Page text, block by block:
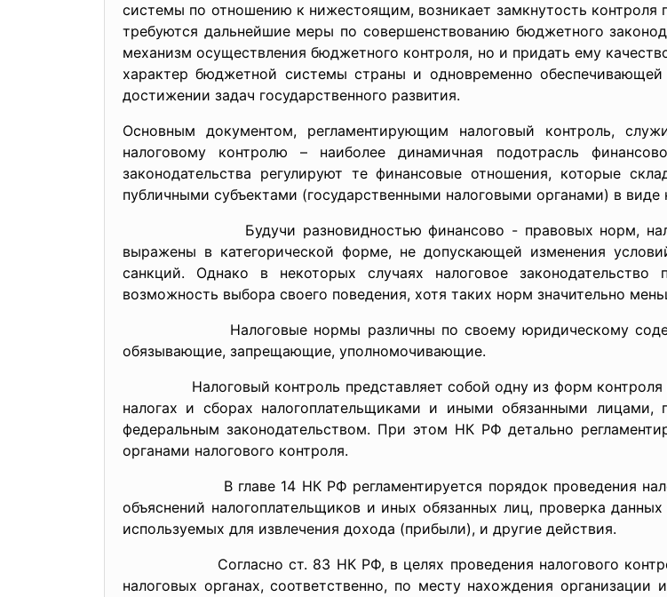
системы по отношению к нижестоящим, возникает замкнутость
требуются дальнейшие меры по совершенствованию бюджетного
механизм осуществления бюджетного контроля, но и придать ему
характер бюджетной системы страны и одновременно
достижении задач государственного развития.
Основным документом, регламентирующим налоговый контроль,
налоговому контролю – наиболее динамичная подотрасль
законодательства регулируют те финансовые отношения, которые
публичными субъектами (государственными налоговыми органами) в виде
Будучи разновидностью финансово - правовых норм,
выражены в категорической форме, не допускающей изменения
санкций. Однако в некоторых случаях налоговое законодательство
возможность выбора своего поведения, хотя таких норм значительно
Налоговые нормы различны по своему юридическому
обязывающие, запрещающие, уполномочивающие.
Налоговый контроль представляет собой одну из форм контроля
налогах и сборах налогоплательщиками и иными обязанными
федеральным законодательством. При этом НК РФ детально
органами налогового контроля.
В главе 14 НК РФ регламентируется порядок проведения
объяснений налогоплательщиков и иных обязанных лиц, проверка
используемых для извлечения дохода (прибыли), и другие действия.
Согласно ст. 83 НК РФ, в целях проведения налогового контроля
налоговых органах, соответственно, по месту нахождения